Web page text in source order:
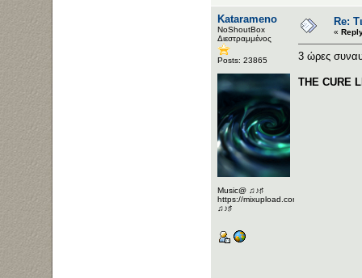
Katarameno
NoShoutBox
Διεστραμμένος
Posts: 23865
Music@ ♫♪♯
https://mixupload.com/u/Katarameno/
♫♪♯
Re:
«
3 ώρες
THE CURE